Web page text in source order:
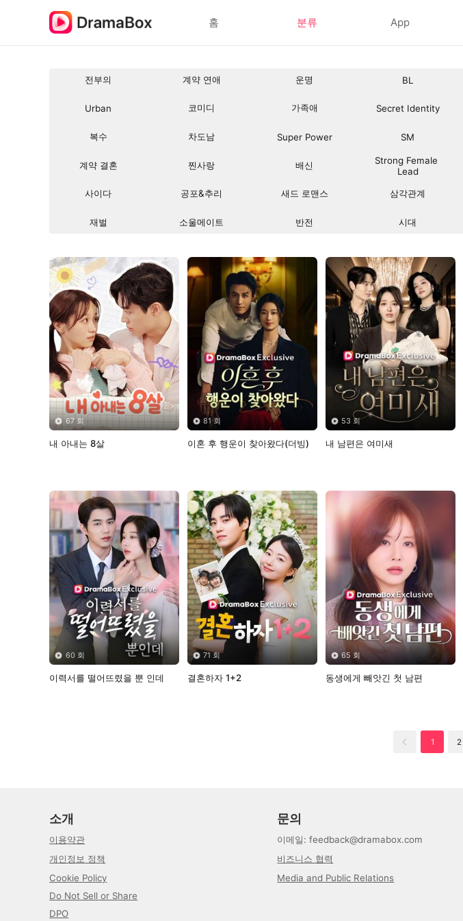
홈 분류 App
전부의 계약 연애 운명 BL
Urban 코미디 가족애 Secret Identity
복수 차도남 Super Power SM
계약 결혼 찐사랑 배신
Strong Female
Lead
사이다 공포&추리 새드 로맨스 삼각관계
재벌 소울메이트 반전 시대
67 회
내 아내는 8살
81 회
이혼 후 행운이 찾아왔다(더빙)
53 회
내 남편은 여미새
60 회
이력서를 떨어뜨렸을 뿐 인데
71 회
결혼하자 1+2
65 회
동생에게 빼앗긴 첫 남편
1 2
소개
이용약관
개인정보 정책
Cookie Policy
Do Not Sell or Share
DPO
문의
이메일:feedback@dramabox.com
비즈니스 협력
Media and Public Relations